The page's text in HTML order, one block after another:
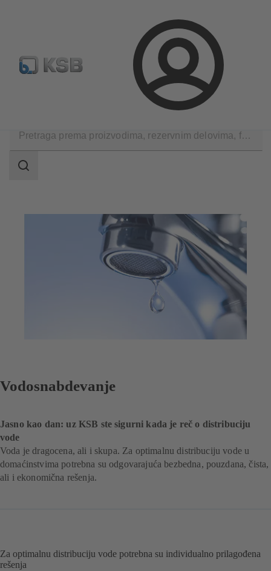
Prijava
Konfiguriši proizvod Standardna pretraga rezervnih delova
Snabdevanje vodom
pretrage
Područje
Vodosnabdevanje
Jasno kao dan: uz KSB ste sigurni kada je reč o distribuciju
vode
Voda je dragocena, ali i skupa. Za optimalnu distribuciju vode u
domaćinstvima potrebna su odgovarajuća bezbedna, pouzdana, čista,
ali i ekonomična rešenja.
Za optimalnu distribuciju vode potrebna su individualno prilagođena
rešenja